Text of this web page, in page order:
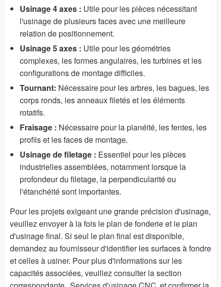
Usinage 4 axes : Utile pour les pièces nécessitant
l'usinage de plusieurs faces avec une meilleure
relation de positionnement.
Usinage 5 axes : Utile pour les géométries
complexes, les formes angulaires, les turbines et les
configurations de montage difficiles.
Tournant: Nécessaire pour les arbres, les bagues, les
corps ronds, les anneaux filetés et les éléments
rotatifs.
Fraisage : Nécessaire pour la planéité, les fentes, les
profils et les faces de montage.
Usinage de filetage : Essentiel pour les pièces
industrielles assemblées, notamment lorsque la
profondeur du filetage, la perpendicularité ou
l'étanchéité sont importantes.
Pour les projets exigeant une grande précision d'usinage,
veuillez envoyer à la fois le plan de fonderie et le plan
d'usinage final. Si seul le plan final est disponible,
demandez au fournisseur d'identifier les surfaces à fondre
et celles à usiner. Pour plus d'informations sur les
capacités associées, veuillez consulter la section